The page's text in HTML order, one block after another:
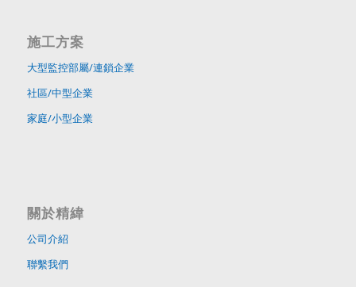
施工方案
大型監控部屬/連鎖企業
社區/中型企業
家庭/小型企業
關於精緯
公司介紹
聯繫我們